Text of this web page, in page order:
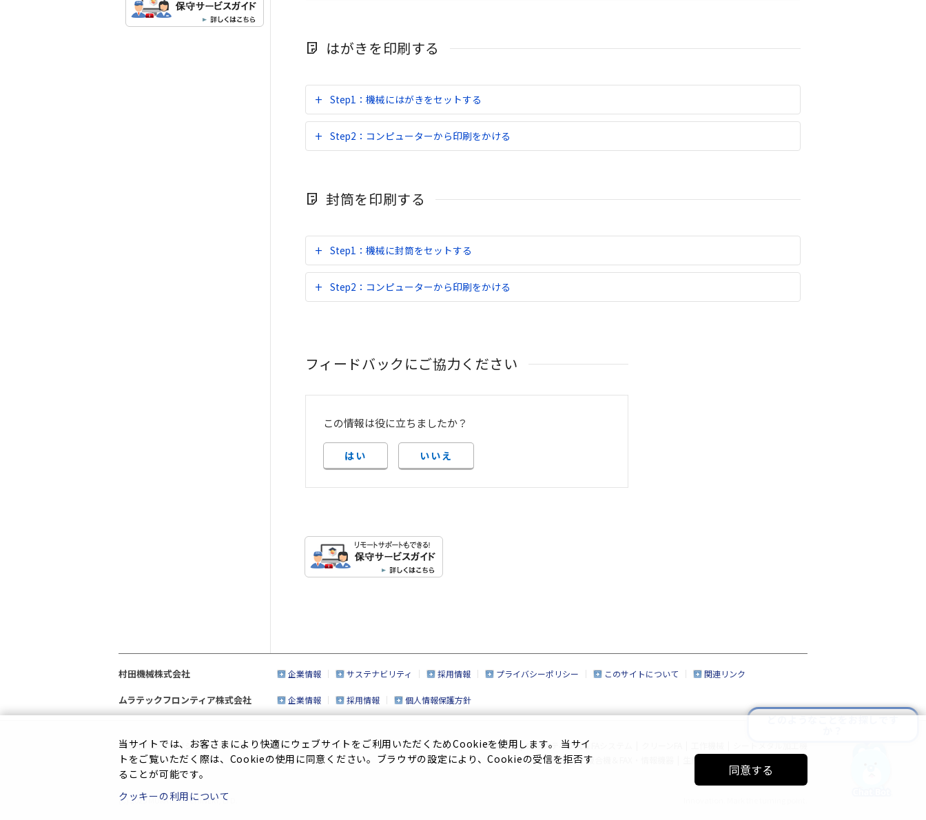
はがきを印刷する
Step1：機械にはがきをセットする
Step2：コンピューターから印刷をかける
封筒を印刷する
Step1：機械に封筒をセットする
Step2：コンピューターから印刷をかける
フィードバックにご協力ください
この情報は役に立ちましたか？
はい いいえ
村田機械株式会社 企業情報 サステナビリティ 採用情報 プライバシーポリシー このサイトについて 関連リンク
ムラテックフロンティア株式会社 企業情報 採用情報 個人情報保護方針
企業情報 | ロジスティクス＆FAシステム
繊維機械 | 複合機＆FAX・情報機器 生産管理システム サイトマップ
プライバシーポリシー | このサイトについて | ソーシャルメディアポリシー
(C) 2025 MURATA MACHINERY, LTD.
当サイトでは、お客さまにより快適にウェブサイトをご利用いただくためCookieを使用します。 当サイ
トをご覧いただく際は、Cookieの使用に同意ください。ブラウザの設定により、Cookieの受信を拒否す
ることが可能です。
クッキーの利用について
同意する
どのようなことをお探しです